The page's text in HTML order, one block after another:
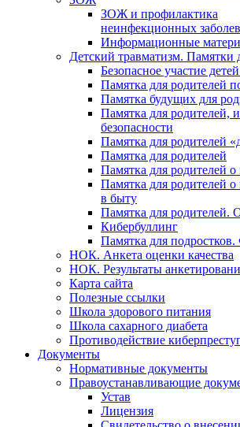
ЗОЖ и профилактика
неинфекционных
Информационные
Детский травматизм. Памятки
Безопасное участие
Памятка для родителей
Памятка будущих для
Памятка для родителей,
безопасности
Памятка для родителей
Памятка для родителей
Памятка для родителей
Памятка для родителей
в быту
Памятка для родителей.
Кибербуллинг
Памятка для
НОК. Анкета оценки качества
НОК. Результаты
Карта сайта
Полезные ссылки
Школа здорового питания
Школа сахарного диабета
Противодействие
Документы
Нормативные документы
Правоустанавливающие
Устав
Лицензия